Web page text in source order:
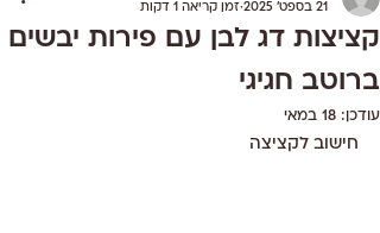
קציצות דג לבן עם פירות יבשים
ברוטב חגיגי
21 בספט׳ 2025
זמן קריאה 1 דקות
עודכן: 18 במאי
חישוב לקציצה